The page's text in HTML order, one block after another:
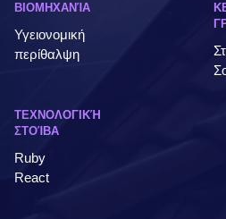
ΒΙΟΜΗΧΑΝΊΑ
Υγειονομική
περίθαλψη
ΤΕΧΝΟΛΟΓΙΚΉ
ΣΤΟΊΒΑ
Ruby
React